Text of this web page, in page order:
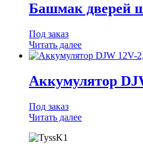
Башмак дверей
Под заказ
Читать далее
Аккумулятор
Под заказ
Читать далее